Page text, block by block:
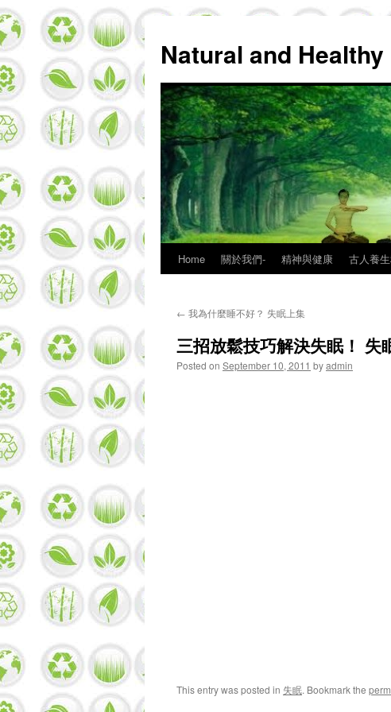
Natural and
Skip
content
Home 關於我們- 精神與健康 古人養
← 我為什麼睡不好？ 失眠上集
三招放鬆技巧解決失眠！ 失
Posted on September 10, 2011 byadmin
This entry was posted in 失眠. Bookmark the